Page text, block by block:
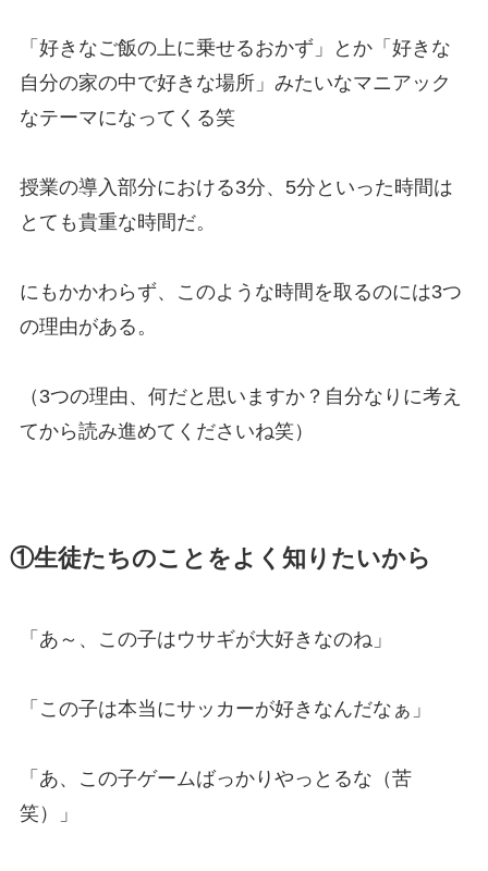
「好きなご飯の上に乗せるおかず」とか「好きな
自分の家の中で好きな場所」みたいなマニアック
なテーマになってくる笑
授業の導入部分における3分、5分といった時間は
とても貴重な時間だ。
にもかかわらず、このような時間を取るのには3つ
の理由がある。
（3つの理由、何だと思いますか？自分なりに考え
てから読み進めてくださいね笑）
①生徒たちのことをよく知りたいから
「あ～、この子はウサギが大好きなのね」
「この子は本当にサッカーが好きなんだなぁ」
「あ、この子ゲームばっかりやっとるな（苦
笑）」